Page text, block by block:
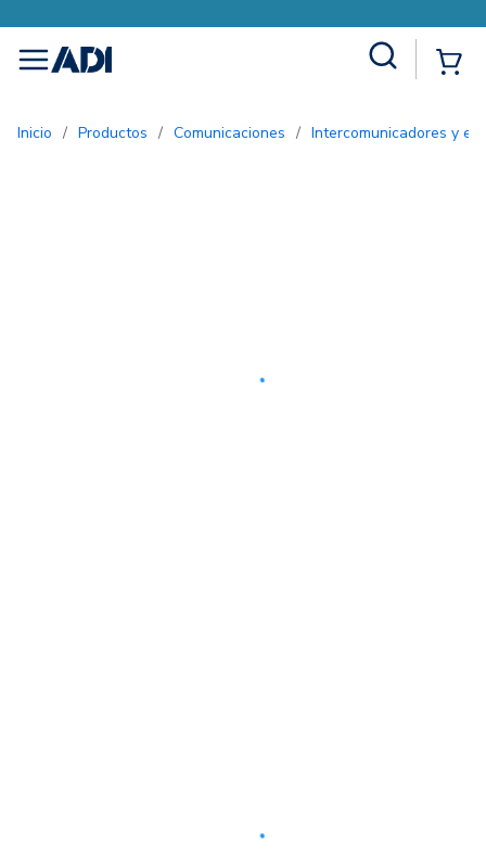
menu
Inicio / Productos / Comunicaciones / Intercomunicadores y